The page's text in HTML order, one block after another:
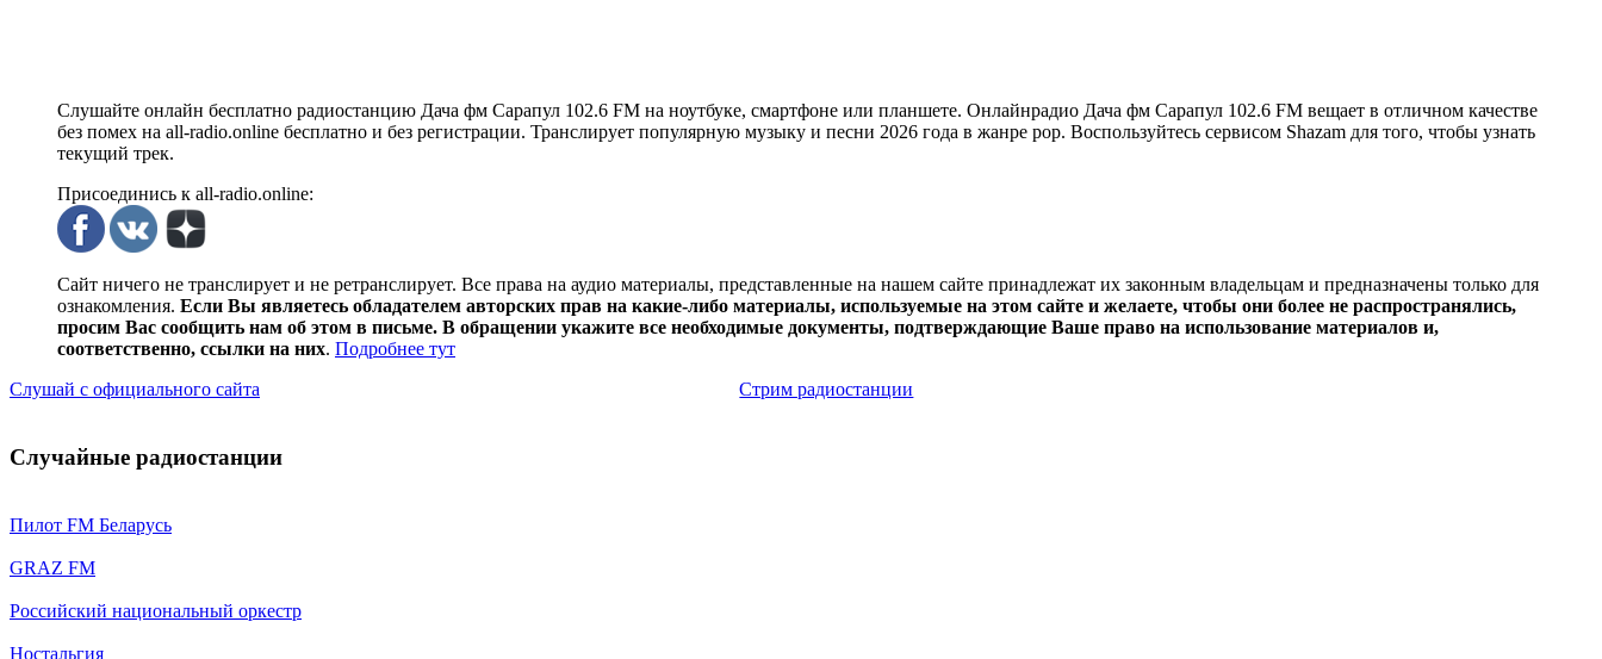
Слушайте онлайн бесплатно радиостанцию Дача фм Сарапул 102.6 FM на ноутбуке, смартфоне или планшете. Онлайнрадио Дача фм Сарапул 102.6 FM вещает в отличном качестве
без помех на all-radio.online бесплатно и без регистрации. Транслирует популярную музыку и песни 2026 года в жанре pop. Воспользуйтесь сервисом Shazam для того, чтобы узнать
текущий трек.
Присоединись к all-radio.online:
Сайт ничего не транслирует и не ретранслирует. Все права на аудио материалы, представленные на нашем сайте принадлежат их законным владельцам и предназначены только для
ознакомления. Если Вы являетесь обладателем авторских прав на какие-либо материалы, используемые на этом сайте и желаете, чтобы они более не распространялись,
просим Вас сообщить нам об этом в письме. В обращении укажите все необходимые документы, подтверждающие Ваше право на использование материалов и,
соответственно, ссылки на них. Подробнее тут
Слушай с официального сайта
Стрим радиостанции
Случайные радиостанции
Пилот FM Беларусь
GRAZ FM
Российский национальный оркестр
Ностальгия